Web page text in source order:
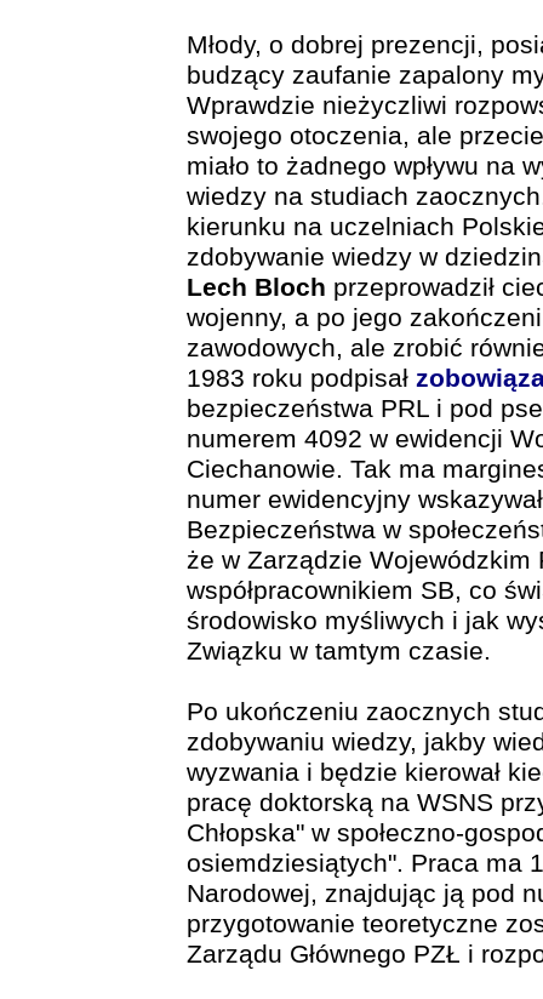
Młody, o dobrej prezencji,
budzący zaufanie zapalony
Wprawdzie nieżyczliwi
swojego otoczenia, ale
miało to żadnego wpływu na
wiedzy na studiach
kierunku na uczelniach
zdobywanie wiedzy w
Lech Bloch przeprowadził
wojenny, a po jego
zawodowych, ale zrobić
1983 roku podpisał
bezpieczeństwa PRL i pod
numerem 4092 w ewidencji
Ciechanowie. Tak ma
numer ewidencyjny
Bezpieczeństwa w
że w Zarządzie Wojewódzkim
współpracownikiem SB, co
środowisko myśliwych i jak
Związku w tamtym czasie.
Po ukończeniu zaocznych
zdobywaniu wiedzy, jakby
wyzwania i będzie kierował
pracę doktorską na WSNS
Chłopska" w społeczno-
osiemdziesiątych". Praca ma
Narodowej, znajdując ją pod
przygotowanie teoretyczne
Zarządu Głównego PZŁ i